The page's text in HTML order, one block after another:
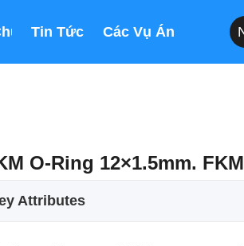
Tôi
Tin Tức Các Vụ Án
O-Ring 12×1.5mm.
Attributes